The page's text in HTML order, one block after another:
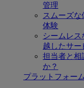
管理
スムーズな
体験
シームレス
越したサー
担当者と相
か？
プラットフォー